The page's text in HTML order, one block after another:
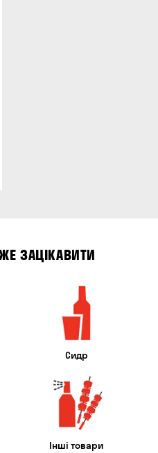
ЗАЦІКАВИТИ
Сидр
Інші товари